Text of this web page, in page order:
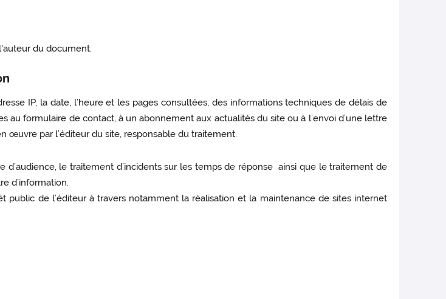
du document.
IP, la date, l’heure et les pages consultées, des informations techniques de délais de
au formulaire de contact, à un abonnement aux actualités du site ou à l’envoi d’une lettre
œuvre par l’éditeur du site, responsable du traitement.
le traitement d’incidents sur les temps de réponse ainsi que le traitement de
d’information.
public de l’éditeur à travers notamment la réalisation et la maintenance de sites internet